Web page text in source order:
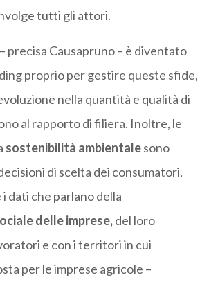
tutti gli attori.
– precisa Causapruno – è diventato
proprio per gestire queste sfide,
nella quantità e qualità di
al rapporto di filiera. Inoltre, le
sostenibilità ambientalesono
di scelta dei consumatori,
i dati che parlano della
delle imprese,del loro
e con i territori in cui
per le imprese agricole –